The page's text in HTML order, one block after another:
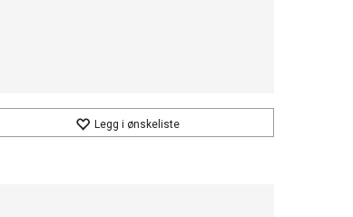
Legg i ønskeliste